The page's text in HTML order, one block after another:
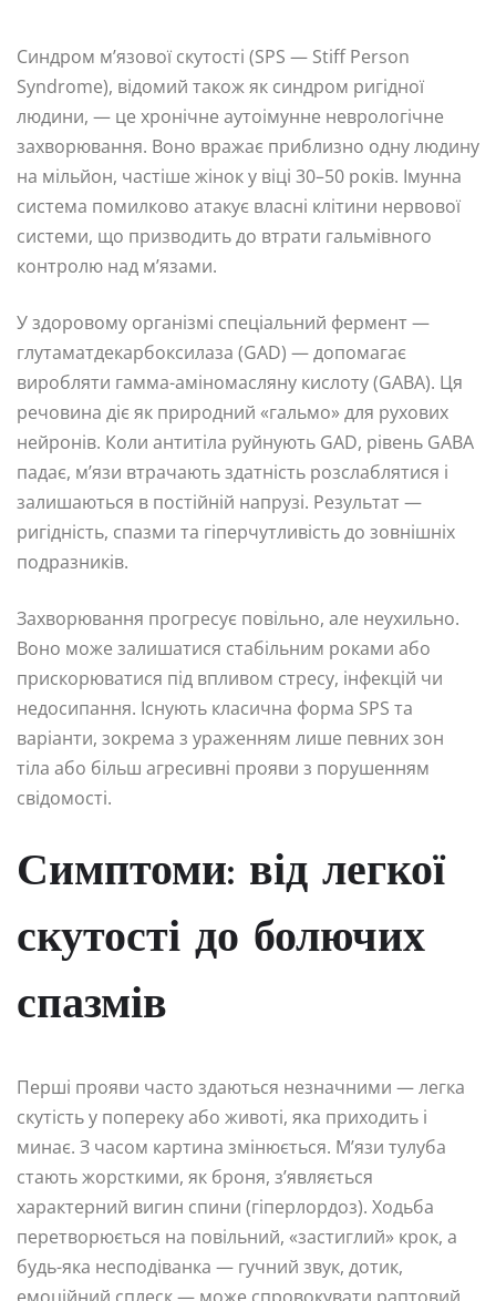
Синдром м’язової скутості (SPS — Stiff Person
Syndrome), відомий також як синдром ригідної
людини, — це хронічне аутоімунне неврологічне
захворювання. Воно вражає приблизно одну людину
на мільйон, частіше жінок у віці 30–50 років. Імунна
система помилково атакує власні клітини нервової
системи, що призводить до втрати гальмівного
контролю над м’язами.
У здоровому організмі спеціальний фермент —
глутаматдекарбоксилаза (GAD) — допомагає
виробляти гамма-аміномасляну кислоту (GABA). Ця
речовина діє як природний «гальмо» для рухових
нейронів. Коли антитіла руйнують GAD, рівень GABA
падає, м’язи втрачають здатність розслаблятися і
залишаються в постійній напрузі. Результат —
ригідність, спазми та гіперчутливість до зовнішніх
подразників.
Захворювання прогресує повільно, але неухильно.
Воно може залишатися стабільним роками або
прискорюватися під впливом стресу, інфекцій чи
недосипання. Існують класична форма SPS та
варіанти, зокрема з ураженням лише певних зон
тіла або більш агресивні прояви з порушенням
свідомості.
Симптоми: від легкої
скутості до болючих
спазмів
Перші прояви часто здаються незначними — легка
скутість у попереку або животі, яка приходить і
минає. З часом картина змінюється. М’язи тулуба
стають жорсткими, як броня, з’являється
характерний вигин спини (гіперлордоз). Ходьба
перетворюється на повільний, «застиглий» крок, а
будь-яка несподіванка — гучний звук, дотик,